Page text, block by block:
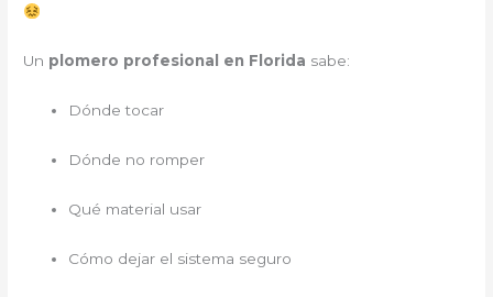
Un plomero profesional en Florida sabe:
Dónde tocar
Dónde no romper
Qué material usar
Cómo dejar el sistema seguro